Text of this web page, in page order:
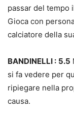
passar del tempo
Gioca con
calciatore della
BANDINELLI : 5.5
si fa vedere per
ripiegare nella
causa.